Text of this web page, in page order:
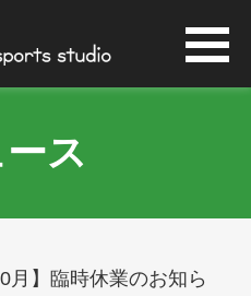
ス
月】臨時休業のお知ら